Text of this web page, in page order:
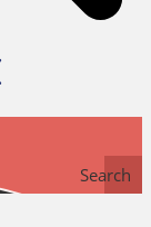
Search